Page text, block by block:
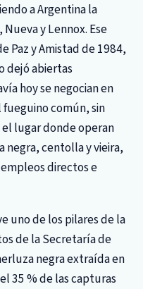
a Argentina la
y Lennox. Ese
Paz y Amistad de 1984,
dejó abiertas
hoy se negocian en
fueguino común, sin
lugar donde operan
negra, centolla y vieira,
directos e
uno de los pilares de la
de la Secretaría de
negra extraída en
35 % de las capturas